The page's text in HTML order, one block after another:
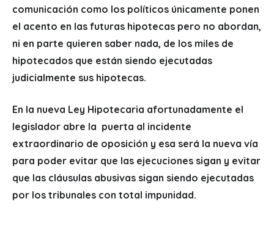
comunicación como los políticos únicamente ponen
el acento en las futuras hipotecas pero no abordan,
ni en parte quieren saber nada, de los miles de
hipotecados que están siendo ejecutadas
judicialmente sus hipotecas.
En la nueva Ley Hipotecaria afortunadamente el
legislador abre la puerta al incidente
extraordinario de oposición y esa será la nueva vía
para poder evitar que las ejecuciones sigan y evitar
que las cláusulas abusivas sigan siendo ejecutadas
por los tribunales con total impunidad.